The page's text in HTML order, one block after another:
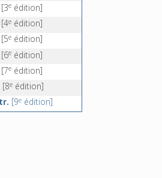
[3e édition]
[4e édition]
[5e édition]
[6e édition]
[7e édition]
[8e édition]
[9e édition]